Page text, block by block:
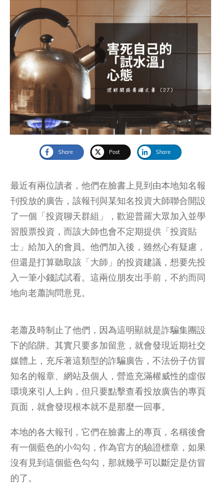
Share Post Share
最近有兩位讀者，他們在臉書上見到由本地知名報
刊投放的廣告，該報刊與某知名投資大師聯合開設
了一個「投資聊天群組」，歡迎普羅大眾加入並學
習股票投資，而該大師也會不定期提供「投資貼
士」給加入的會員。他們加入後，雖然心有疑慮，
但還是打算聽取該「大師」的投資建議，想要先投
入一筆小錢試試看。這兩位朋友出手前，不約而同
地向老蕭詢問意見。
老蕭及時制止了他們，因為這明顯就是詐騙集團設
下的陷阱。其實只要多加留意，就會發現近期社交
媒體上，充斥著這類型的詐騙廣告，不法份子仿冒
知名的報章、網站及個人，營造充滿權威性的虛假
環境來引人上鉤，但只要點擊查看投放廣告的專頁
頁面，就會發現根本就不是那麼一回事。
本地的各大報刊，它們在臉書上的專頁，名稱後會
有一個藍色的小勾勾，作為官方的驗證標章，如果
沒有見到這個藍色勾勾，那就幾乎可以斷定是仿冒
的了。